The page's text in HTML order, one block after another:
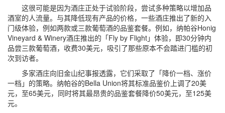
这很可能是因为酒庄正处于试验阶段，尝试多种策略以增加品
酒室的人流量。与其降低现有产品的价格，一些酒庄推出了新的入
门级体验，例如两款或三款葡萄酒的品鉴套餐。例如，纳帕谷Honig
Vineyard & Winery酒庄推出的「Fly by Flight」体验，即30分钟内
品尝三款葡萄酒，收费30美元，吸引了那些原本不会踏进门槛的初
次到访者。
多家酒庄向旧金山纪事报透露，它们采取了「降价一档、涨价
一档」的策略。纳帕谷的Bella Union将其标准品鉴价上调了20美
元，至65美元，同时将其最昂贵的品鉴套餐降价50美元，至125美
元。